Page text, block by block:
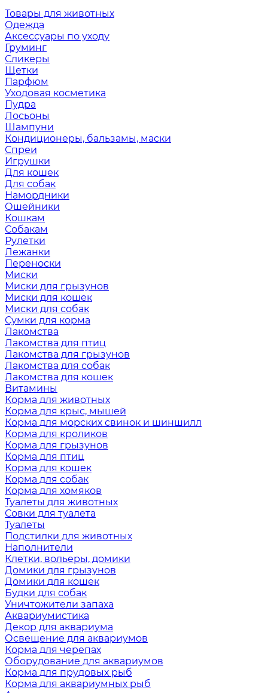
Товары для животных
Одежда
Аксессуары по уходу
Груминг
Сликеры
Щетки
Парфюм
Уходовая косметика
Пудра
Лосьоны
Шампуни
Кондиционеры, бальзамы, маски
Спреи
Игрушки
Для кошек
Для собак
Намордники
Ошейники
Кошкам
Собакам
Рулетки
Лежанки
Переноски
Миски
Миски для грызунов
Миски для кошек
Миски для собак
Сумки для корма
Лакомства
Лакомства для птиц
Лакомства для грызунов
Лакомства для собак
Лакомства для кошек
Витамины
Корма для животных
Корма для крыс, мышей
Корма для морских свинок и шиншилл
Корма для кроликов
Корма для грызунов
Корма для птиц
Корма для кошек
Корма для собак
Корма для хомяков
Туалеты для животных
Совки для туалета
Туалеты
Подстилки для животных
Наполнители
Клетки, вольеры, домики
Домики для грызунов
Домики для кошек
Будки для собак
Уничтожители запаха
Аквариумистика
Декор для аквариума
Освещение для аквариумов
Корма для черепах
Оборудование для аквариумов
Корма для прудовых рыб
Корма для аквариумных рыб